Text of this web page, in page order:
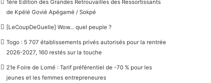
1ère Édition des Grandes Retrouvailles des Ressortissants
de Kpélé Govié Apégamé / Sokpé
[LeCoupDeGuelle] Wow… quel peuple ?
Togo : 5 707 établissements privés autorisés pour la rentrée
2026-2027, 160 restés sur la touche
21e Foire de Lomé : Tarif préférentiel de -70 % pour les
jeunes et les femmes entrepreneures